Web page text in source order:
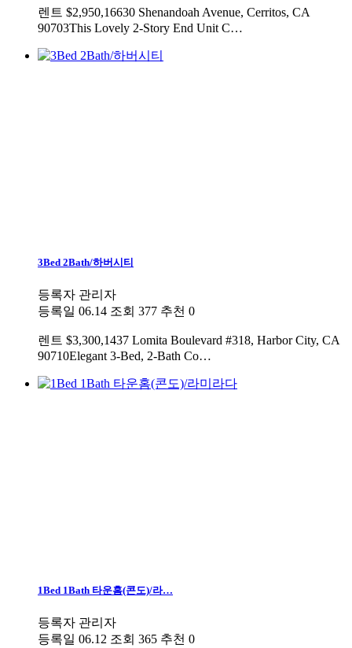
렌트 $2,950,16630 Shenandoah Avenue, Cerritos, CA
90703This Lovely 2-Story End Unit C…
3Bed 2Bath/하버시티
등록자 관리자
등록일 06.14 조회 377 추천 0
렌트 $3,300,1437 Lomita Boulevard #318, Harbor City, CA
90710Elegant 3-Bed, 2-Bath Co…
1Bed 1Bath 타운홈(콘도)/라…
등록자 관리자
등록일 06.12 조회 365 추천 0